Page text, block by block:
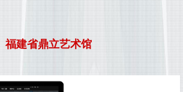
福建省鼎立艺术馆